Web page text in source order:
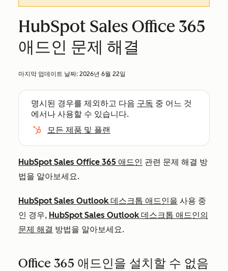
HubSpot Sales Office 365
애드인 문제 해결
마지막 업데이트 날짜: 2026년 6월 22일
명시된 경우를 제외하고 다음 구독 중 어느 것
에서나 사용할 수 있습니다.
모든 제품 및 플랜
HubSpot Sales Office 365 애드인 관련 문제 해결 방
법을 알아보세요.
HubSpot Sales Outlook 데스크톱 애드인을 사용 중
인 경우, HubSpot Sales Outlook 데스크톱 애드인의
문제 해결 방법을 알아보세요.
Office 365 애드인을 설치할 수 없음